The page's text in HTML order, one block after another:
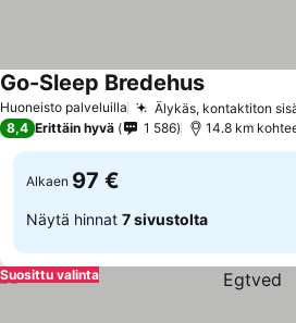
Huoneisto palveluilla Älykäs, kontaktiton
Go-Sleep Bredehus
8,4 Erittäin hyvä 1 586 14.8 km
Alkaen 97 €
Näytä hinnat 7 sivustolta
Suosittu valinta